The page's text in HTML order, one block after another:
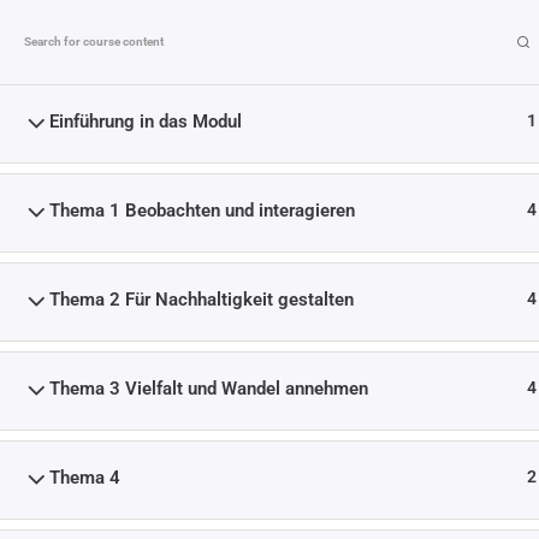
MODUL 3:
> KURSE >
Einführung in das Modul 1
Thema 1 Beobachten und interagieren 4
Thema 2 Für Nachhaltigkeit gestalten 4
Thema 3 Vielfalt und Wandel annehmen 4
Thema 4 2
Finanziert von der Europäischen Union. Die
Ansichten und Meinungen sind jedoch
Union oder der Europäischen